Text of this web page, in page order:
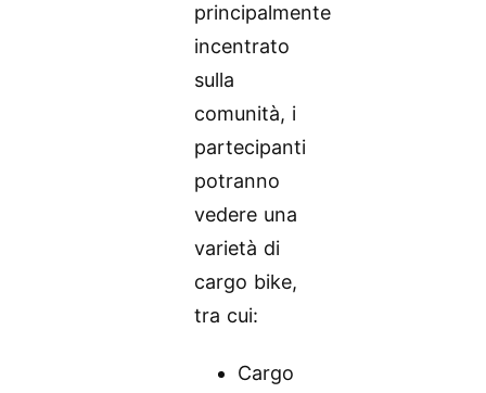
principalmente
incentrato
sulla
comunità, i
partecipanti
potranno
vedere una
varietà di
cargo bike,
tra cui:
Cargo